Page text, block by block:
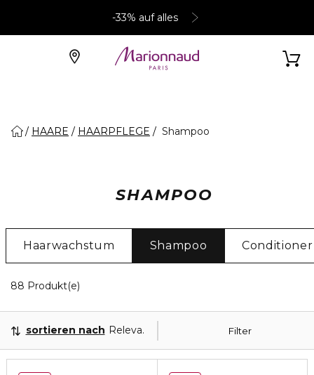
-33% auf alles
HAARE HAARPFLEGE Shampoo
SHAMPOO
Haarwachstum Shampoo Conditioner
88 Produkt(e)
Filter
sortieren nach Relevanz